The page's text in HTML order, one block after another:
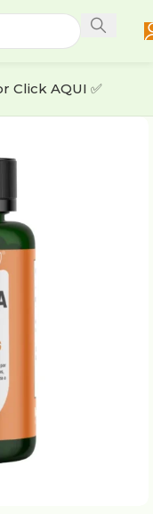
Click AQUI ✅​